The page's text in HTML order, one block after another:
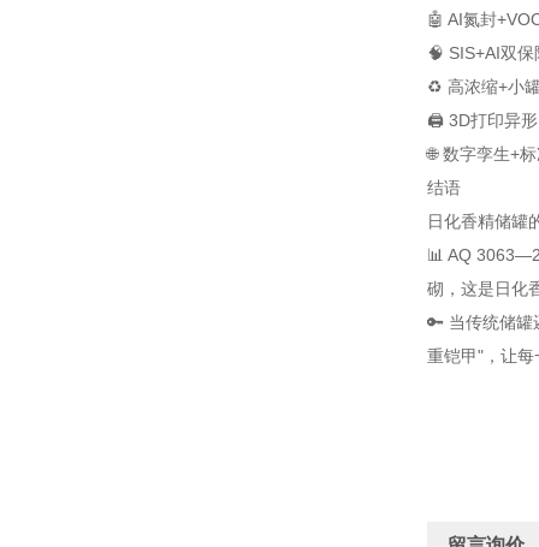
🤖 AI氮封
🧠 SIS+AI双保
♻️ 高浓缩+小
🖨️ 3D打印异
🌐 数字孪生+
结语
日化香精储罐
📊 AQ
砌，这是日化
🔑 当传统储罐
重铠甲"，让